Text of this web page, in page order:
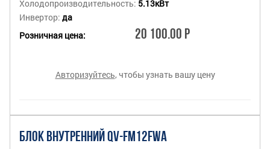
Холодопроизводительность: 5.13кВт
Инвертор: да
Розничная цена:
20 100.00 Р
Авторизуйтесь, чтобы узнать вашу цену
БЛОК ВНУТРЕННИЙ QV-FM12FWA